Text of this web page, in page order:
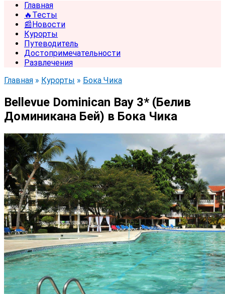
Главная
🔥Тесты
📰Новости
Курорты
Путеводитель
Достопримечательности
Развлечения
Главная » Курорты » Бока Чика
Bellevue Dominican Bay 3* (Белив
Доминикана Бей) в Бока Чика